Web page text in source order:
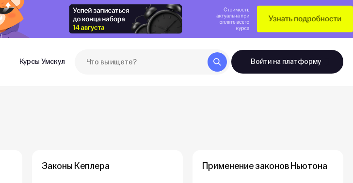
Курсы Умскул Войти на платформу
Законы Кеплера Применение законов Ньютона